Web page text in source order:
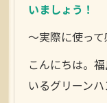
いましょう！
〜実際に使っ
こんにちは。
いるグリーンハ